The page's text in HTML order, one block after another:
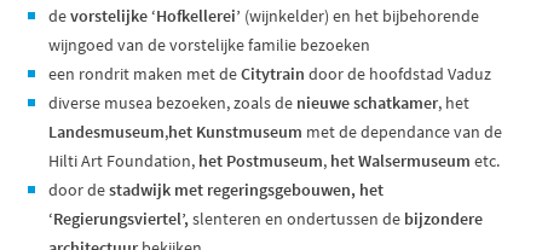
devorstelijke ‘Hofkellerei’ (wijnkelder) en het bijbehorende
wijngoed van de vorstelijke familie bezoeken
een rondrit maken met deCitytrain door de hoofdstad Vaduz
diverse musea bezoeken, zoals de nieuwe schatkamer, het
Landesmuseum,het Kunstmuseum met de dependance van de
Hilti Art Foundation, het Postmuseum, het Walsermuseum etc.
door destadwijk met regeringsgebouwen, het
‘Regierungsviertel’,slenteren en ondertussen de bijzondere